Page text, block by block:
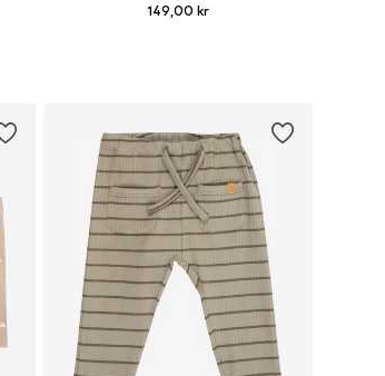
149,00 kr